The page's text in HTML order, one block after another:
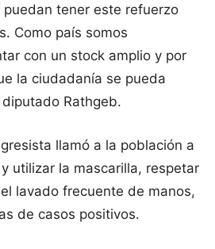
puedan tener este refuerzo
Como país somos
con un stock amplio y por
la ciudadanía se pueda
Rathgeb.
llamó a la población a
utilizar la mascarilla, respetar
lavado frecuente de manos,
de casos positivos.